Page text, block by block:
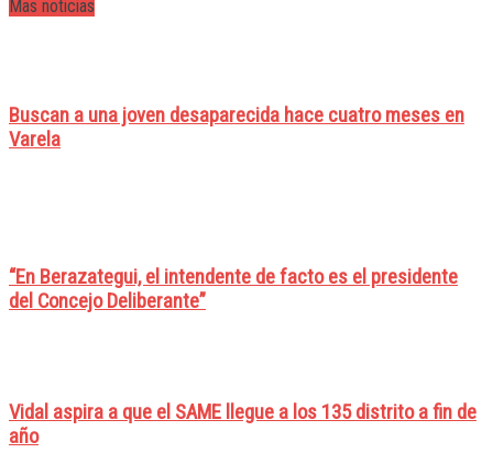
Mas noticias
Buscan a una joven desaparecida hace cuatro meses en
Varela
“En Berazategui, el intendente de facto es el presidente
del Concejo Deliberante”
Vidal aspira a que el SAME llegue a los 135 distrito a fin de
año